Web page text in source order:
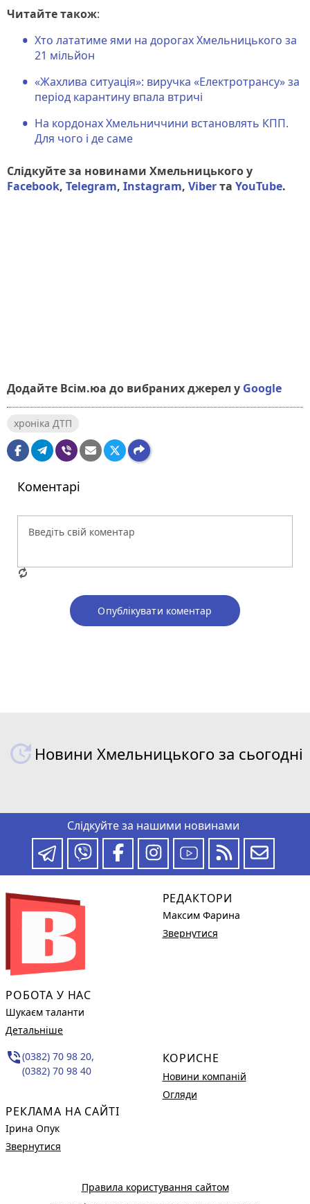
Читайте також:
Хто лататиме ями на дорогах Хмельницького за
21 мільйон
«Жахлива ситуація»: виручка «Електротрансу» за
період карантину впала втричі
На кордонах Хмельниччини встановлять КПП.
Для чого і де саме
Слідкуйте за новинами Хмельницького у
Facebook, Telegram, Instagram, Viberта YouTube.
Додайте Всім.юа до вибраних джерел у Google
хроніка ДТП
Коментарі
Опублікувати коментар
Новини Хмельницького за сьогодні
Слідкуйте за нашими новинами
РОБОТА У НАС
Шукаєм таланти
Детальніше
phone_in_talk(0382) 70 98 20,
(0382) 70 98 40
РЕКЛАМА НА САЙТІ
Ірина Опук
Звернутися
РЕДАКТОРИ
Максим Фарина
Звернутися
КОРИСНЕ
Новини компаній
Огляди
Правила користування сайтом